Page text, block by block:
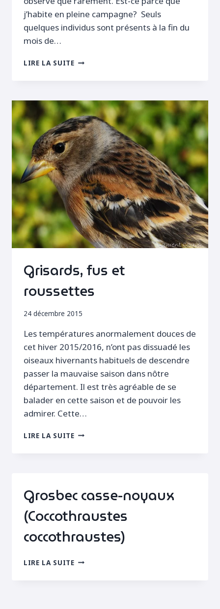
j’habite en pleine campagne? Seuls
quelques individus sont présents à la fin du
mois de…
LIRE LA SUITETARIN
Grisards, fus et
roussettes
24 décembre 2015
Les températures anormalement douces de
cet hiver 2015/2016, n’ont pas dissuadé les
oiseaux hivernants habituels de descendre
passer la mauvaise saison dans nôtre
département. Il est très agréable de se
balader en cette saison et de pouvoir les
admirer. Cette…
LIRE LA SUITEGRISARDS,
Grosbec casse-noyaux
(Coccothraustes
coccothraustes)
LIRE LA SUITEGROSBEC